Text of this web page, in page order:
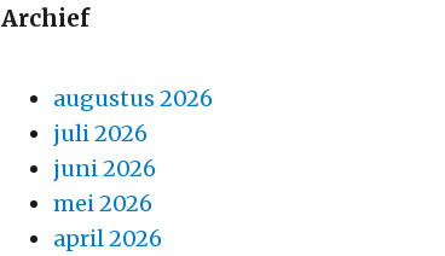
Archief
augustus 2026
juli 2026
juni 2026
mei 2026
april 2026